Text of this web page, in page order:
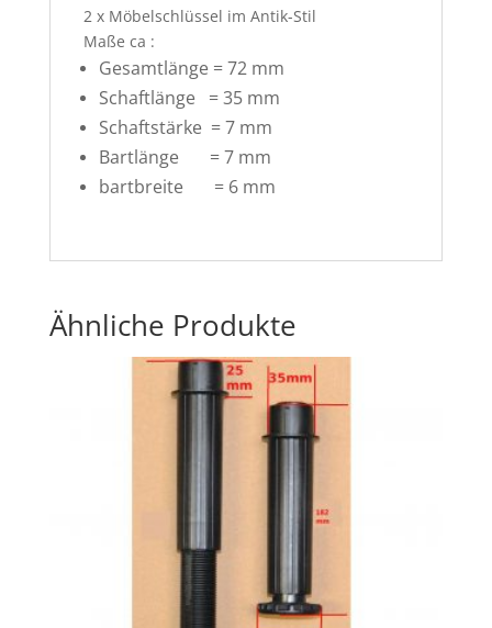
2 x Möbelschlüssel im Antik-Stil
Maße ca :
Gesamtlänge = 72 mm
Schaftlänge = 35 mm
Schaftstärke = 7 mm
Bartlänge = 7 mm
bartbreite = 6 mm
Ähnliche Produkte